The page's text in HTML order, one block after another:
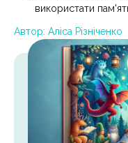
використати
Автор: Аліса Різніченко